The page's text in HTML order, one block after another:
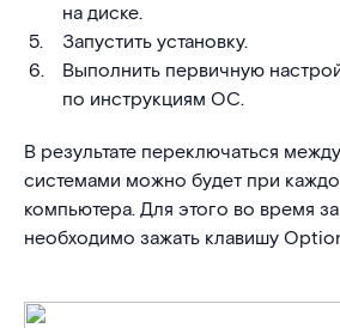
на диске.
Запустить установку.
Выполнить первичную
по инструкциям ОС.
В результате переключаться
системами можно будет при
компьютера. Для этого во время
необходимо зажать клавишу